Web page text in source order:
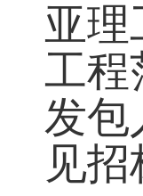
亚理
工程
发包
见招